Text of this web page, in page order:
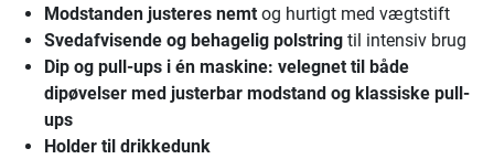
Modstanden justeres nemt og hurtigt med vægtstift
Svedafvisende og behagelig polstring til intensiv brug
Dip og pull-ups i én maskine: velegnet til både
dipøvelser med justerbar modstand og klassiske pull-
ups
Holder til drikkedunk